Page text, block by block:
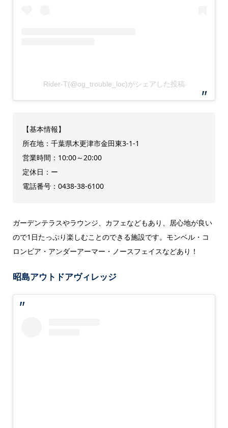
Rider-T(@og_trouble_loc)がシェアした投稿
【基本情報】
所在地：千葉県木更津市金田東3-1-1
営業時間：10:00～20:00
定休日：ー
電話番号：0438-38-6100
ガーデンテラスやラウンジ、カフェなどもあり、居心地が良い
ので1日たっぷり楽しむことのできる施設です。モンベル・コ
ロンビア・アンダーアーマー・ノースフェイスなどあり！
昭島アウトドアヴィレッジ